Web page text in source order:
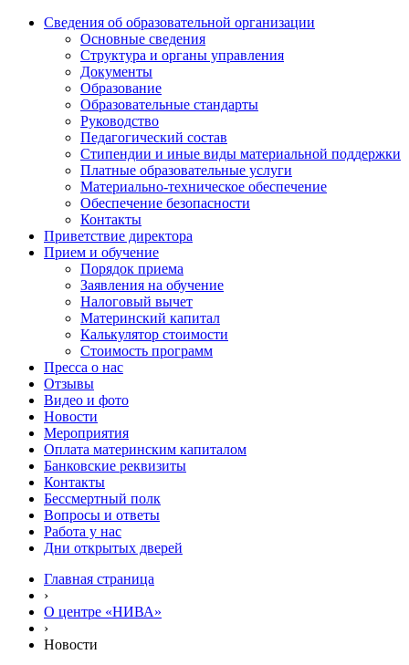
Сведения об образовательной организации
Основные сведения
Структура и органы управления
Документы
Образование
Образовательные стандарты
Руководство
Педагогический состав
Стипендии и иные виды материальной поддержки
Платные образовательные услуги
Материально-техническое обеспечение
Обеспечение безопасности
Контакты
Приветствие директора
Прием и обучение
Порядок приема
Заявления на обучение
Налоговый вычет
Материнский капитал
Калькулятор стоимости
Стоимость программ
Пресса о нас
Отзывы
Видео и фото
Новости
Мероприятия
Оплата материнским капиталом
Банковские реквизиты
Контакты
Бессмертный полк
Вопросы и ответы
Работа у нас
Дни открытых дверей
Главная страница
›
О центре «НИВА»
›
Новости